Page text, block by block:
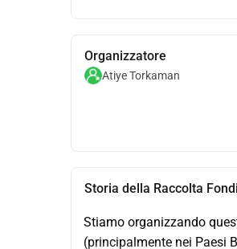
Organizzatore
Atiye Torkaman
Storia della Raccolta Fondi
Stiamo organizzando
(principalmente nei Paesi